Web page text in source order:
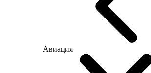
Авиация